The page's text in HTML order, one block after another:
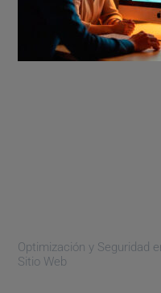
Optimización y Seguridad
Sitio Web